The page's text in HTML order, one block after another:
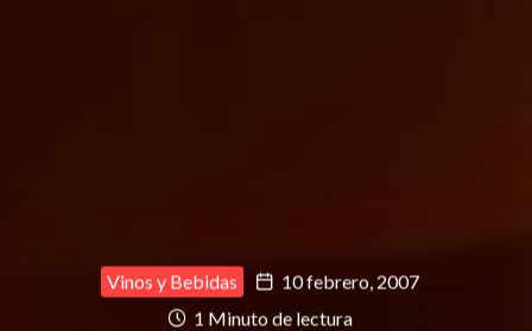
Vinos y Bebidas
10 febrero, 2007
1 Minuto de lectura